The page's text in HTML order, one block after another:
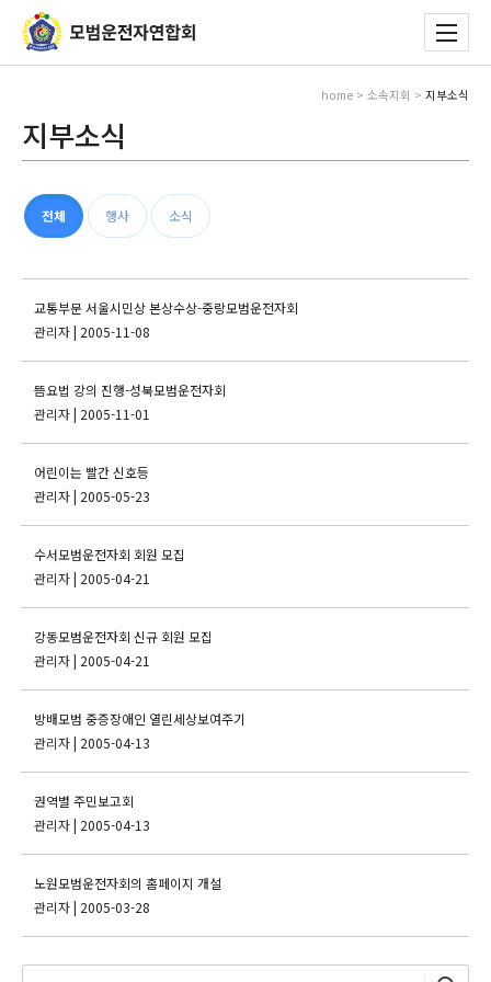
지부소식
home > 소속지회 > 지부소식
전체 행사 소식
교통부문 서울시민상 본상수상-중랑모범운전자회
관리자| 2005-11-08
뜸요법 강의 진행-성북모범운전자회
관리자| 2005-11-01
어린이는 빨간 신호등
관리자| 2005-05-23
수서모범운전자회 회원 모집
관리자| 2005-04-21
강동모범운전자회 신규 회원 모집
관리자| 2005-04-21
방배모범 중증장애인 열린세상보여주기
관리자| 2005-04-13
권역별 주민보고회
관리자| 2005-04-13
노원모범운전자회의 홈페이지 개설
관리자| 2005-03-28